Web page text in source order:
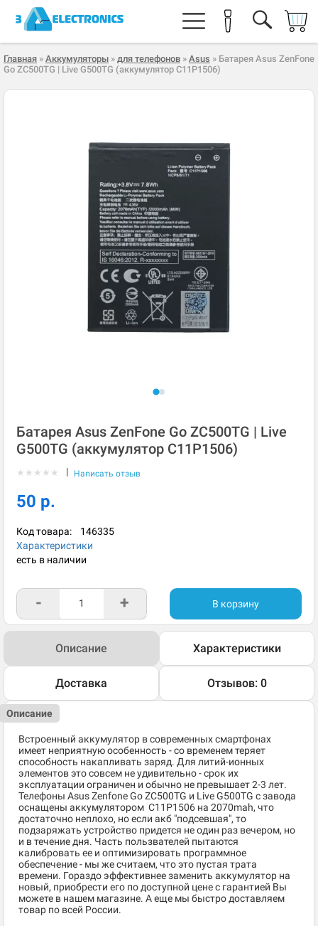
Главная » Аккумуляторы » для телефонов » Asus » Батарея Asus ZenFone
Go ZC500TG | Live G500TG (аккумулятор C11P1506)
Батарея Asus ZenFone Go ZC500TG | Live
G500TG (аккумулятор C11P1506)
★ ★ ★ ★ ★ | Написать отзыв
50 р.
Код товара: 146335
Характеристики
есть в наличии
- + В корзину
Описание Характеристики
Доставка Отзывов: 0
Описание
Встроенный аккумулятор в современных смартфонах
имеет неприятную особенность - со временем теряет
способность накапливать заряд. Для литий-ионных
элементов это совсем не удивительно - срок их
эксплуатации ограничен и обычно не превышает 2-3 лет.
Телефоны Asus Zenfone Go ZC500TG и Live G500TG с завода
оснащены аккумулятором C11P1506 на 2070mah, что
достаточно неплохо, но если акб "подсевшая", то
подзаряжать устройство придется не один раз вечером, но
и в течение дня. Часть пользвателей пытаются
калибровать ее и оптимизировать программное
обеспечение - мы же считаем, что это пустая трата
времени. Гораздо эффективнее заменить аккумулятор на
новый, приобрести его по доступной цене с гарантией Вы
можете в нашем магазине. А еще мы быстро доставляем
товар по всей России.